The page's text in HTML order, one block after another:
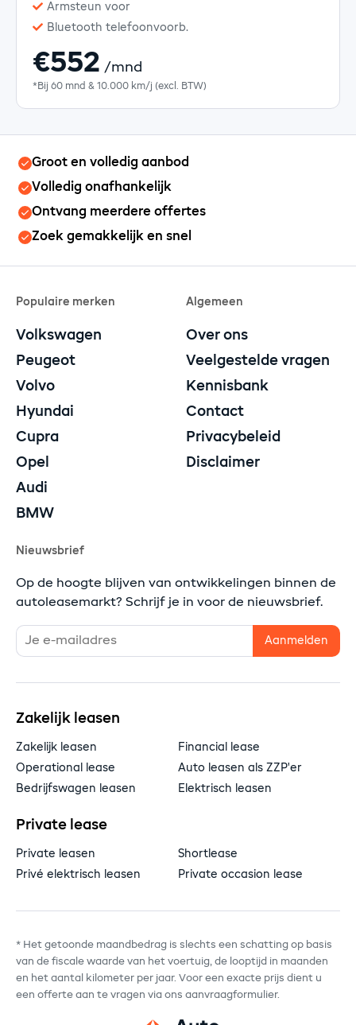
Armsteun voor
Bluetooth telefoonvoorb.
€552 /mnd
*Bij 60 mnd & 10.000 km/j (excl. BTW)
Groot en volledig aanbod
Volledig onafhankelijk
Ontvang meerdere offertes
Zoek gemakkelijk en snel
Populaire merken
Volkswagen
Peugeot
Volvo
Hyundai
Cupra
Opel
Audi
BMW
Algemeen
Over ons
Veelgestelde vragen
Kennisbank
Contact
Privacybeleid
Disclaimer
Nieuwsbrief
Op de hoogte blijven van ontwikkelingen binnen de
autoleasemarkt? Schrijf je in voor de nieuwsbrief.
Zakelijk leasen
Zakelijk leasen
Financial lease
Operational lease
Auto leasen als ZZP'er
Bedrijfswagen leasen
Elektrisch leasen
Private lease
Private leasen
Shortlease
Privé elektrisch leasen
Private occasion lease
* Het getoonde maandbedrag is slechts een schatting op basis
van de fiscale waarde van het voertuig, de looptijd in maanden
en het aantal kilometer per jaar. Voor een exacte prijs dient u
een offerte aan te vragen via ons aanvraagformulier.